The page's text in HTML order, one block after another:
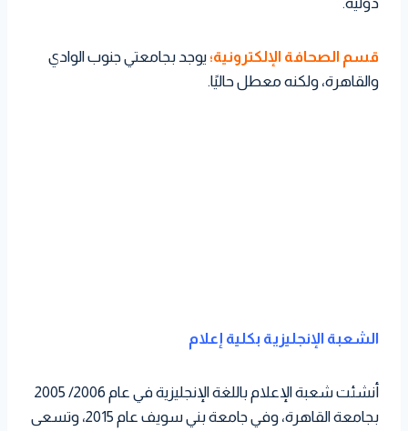
قسم الصحافة الإلكترونية؛ يوجد بجامعتي جنوب الوادي
والقاهرة، ولكنه معطل حاليًا.
الشعبة الإنجليزية بكلية إعلام
أنشئت شعبة الإعلام باللغة الإنجليزية في عام 2006/ 2005
بجامعة القاهرة، وفي جامعة بني سويف عام 2015، وتسعى